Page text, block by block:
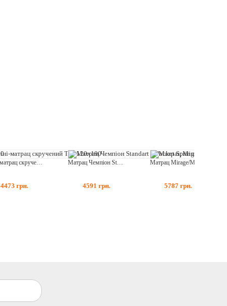
Міні-матрац скручений Tart 120x190
4473 грн.
Матрац Чемпіон Standart 1 Pocket Spring однобічний 120*190
4591 грн. 5787 грн.